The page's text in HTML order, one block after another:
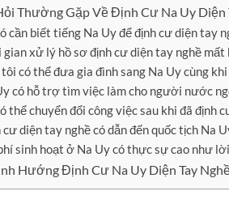
Thường Gặp Về Định Cư Na Uy Diện
cần biết tiếng Na Uy để định cư diện tay
xử lý hồ sơ định cư diện tay nghề mất
có thể đưa gia đình sang Na Uy cùng
có hỗ trợ tìm việc làm cho người nước
thể chuyển đổi công việc sau khi đã định
diện tay nghề có dẫn đến quốc tịch Na
sinh hoạt ở Na Uy có thực sự cao như
Hướng Định Cư Na Uy Diện Tay